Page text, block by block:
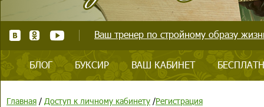
Ваш тренер по стройному образу
БЛОГ БУКСИР ВАШ КАБИНЕТ
Главная / Доступ к личному кабинету /Регистрация